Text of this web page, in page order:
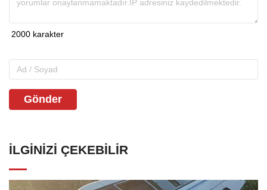
Gönder
İLGINIZI ÇEKEBILIR